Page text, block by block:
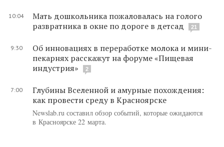
10:04
Мать дошкольника пожаловалась на голого
развратника в окне по дороге в детсад
21
9:30
Об инновациях в переработке молока и мини-
пекарнях расскажут на форуме «Пищевая
индустрия»
2
7:00
Глубины Вселенной и амурные похождения:
как провести среду в Красноярске
Newslab.ru составил обзор событий, которые ожидаются
в Красноярске 22 марта.